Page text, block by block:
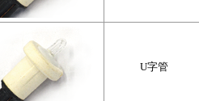
U字管